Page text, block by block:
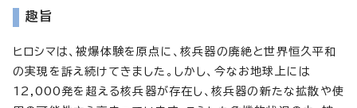
趣旨
ヒロシマは、被爆体験を原点に、核兵器の廃絶と世界恒久平和
の実現を訴え続けてきました。しかし、今なお地球上には
12,000発を超える核兵器が存在し、核兵器の新たな拡散や使